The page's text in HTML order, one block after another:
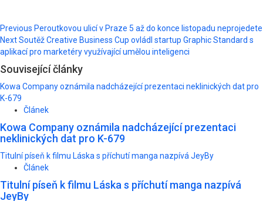
Post
navigation
Previous Peroutkovou ulicí v Praze 5 až do konce listopadu neprojedete
NextSoutěž Creative Business Cup ovládl startup Graphic Standard s
aplikací pro marketéry využívající umělou inteligenci
Související články
Kowa Company oznámila nadcházející prezentaci neklinických dat pro
K-679
Článek
Kowa Company oznámila nadcházející prezentaci
neklinických dat pro K-679
Titulní píseň k filmu Láska s příchutí manga nazpívá JeyBy
Článek
Titulní píseň k filmu Láska s příchutí manga nazpívá
JeyBy